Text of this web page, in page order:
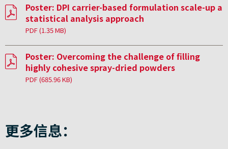
Poster: DPI carrier-based formulation scale-up a
statistical analysis approach
PDF(1.35 MB)
Poster: Overcoming the challenge of filling
highly cohesive spray-dried powders
PDF(685.96 KB)
更多信息：